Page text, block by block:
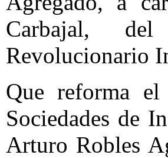
Carbajal,
Revolucionario
Que reforma
Sociedades de
Arturo Robles